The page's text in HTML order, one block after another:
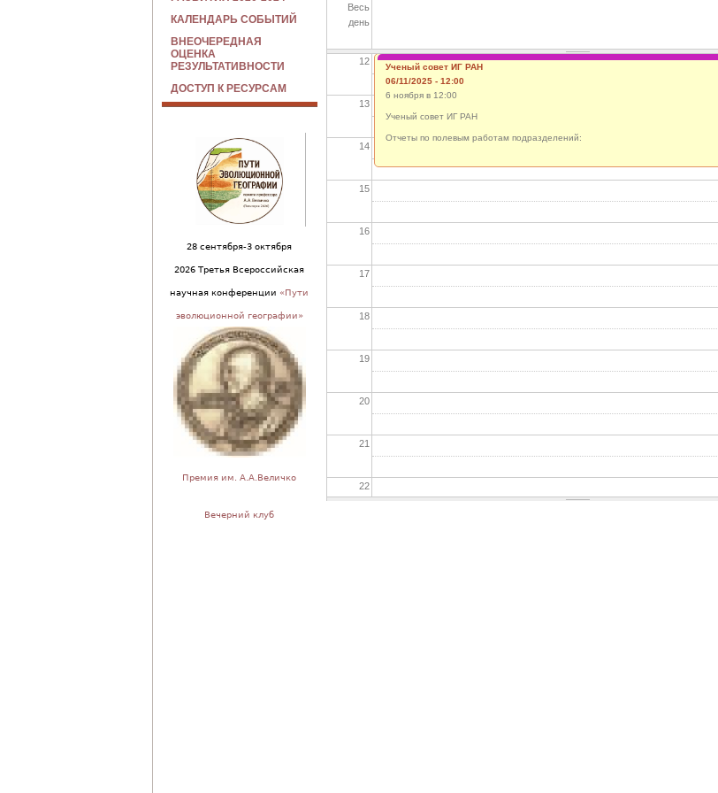
Весь
день
11
12
13
14
15
16
17
18
19
20
21
22
Ученый совет ИГ РАН
06/11/2025 - 12:00
6 ноября в 12:00
Ученый совет ИГ РАН
Отчеты по полевым работам подразделений:
КАЛЕНДАРЬ СОБЫТИЙ
ВНЕОЧЕРЕДНАЯ
ОЦЕНКА
РЕЗУЛЬТАТИВНОСТИ
ДОСТУП К РЕСУРСАМ
28 сентября-3 октября
2026 Третья Всероссийская
научная конференции «Пути
эволюционной географии»
Премия им. А.А.Величко
Вечерний клуб